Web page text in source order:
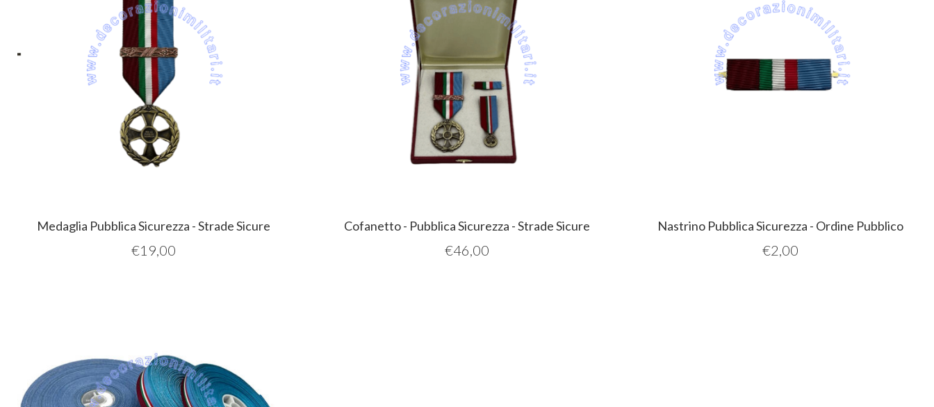
Medaglia Pubblica Sicurezza - Strade Sicure
€19,00
Cofanetto - Pubblica Sicurezza - Strade Sicure
€46,00
Nastrino Pubblica Sicurezza - Ordine Pubblico
€2,00